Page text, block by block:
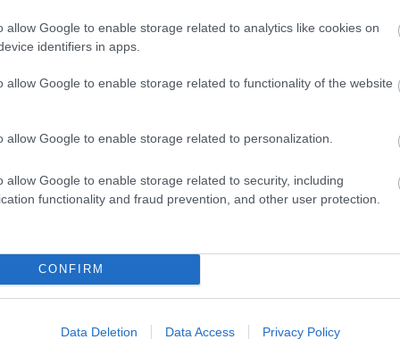
allow Google to enable storage related to analytics like cookies on
identifiers in apps.
allow Google to enable storage related to functionality of the website
allow Google to enable storage related to personalization.
allow Google to enable storage related to security, including
functionality and fraud prevention, and other user protection.
CONFIRM
Data Deletion Data Access Privacy Policy
Bridge House fellépés
40 éves Depeche Mode első birtokunkban lévő
volt! Az együttes 1980 és 1982 legeleje között
ezen a helyen (valószínűleg jóval többször),
TOVÁBB